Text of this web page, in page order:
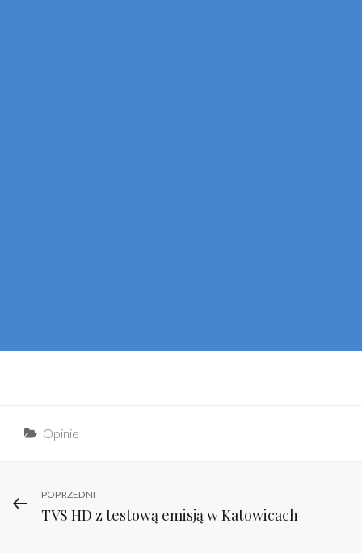
Categories
Opinie
Nawigacja
wpisu
Previous
Post
POPRZEDNI
TVS HD z testową emisją w Katowicach